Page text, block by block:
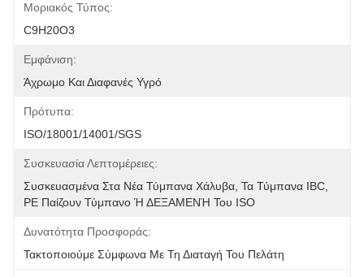
Μοριακός Τύπος:
C9H20O3
Εμφάνιση:
Άχρωμο Και Διαφανές Υγρό
Πρότυπα:
ISO/18001/14001/SGS
Συσκευασία Λεπτομέρειες:
Συσκευασμένα Στα Νέα Τύμπανα Χάλυβα, Τα Τύμπανα IBC,
PE Παίζουν Τύμπανο Ή ΔΕΞΑΜΕΝΉ Του ISO
Δυνατότητα Προσφοράς:
Τακτοποιούμε Σύμφωνα Με Τη Διαταγή Του Πελάτη